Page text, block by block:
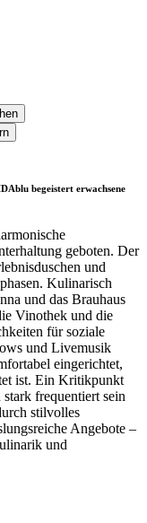
begeistert erwachsene
geboten. Der
und
Kulinarisch
und das Brauhaus
Vinothek und die
für soziale
und Livemusik
eingerichtet,
ist. Ein Kritikpunkt
frequentiert sein
stilvolles
Angebote –
und